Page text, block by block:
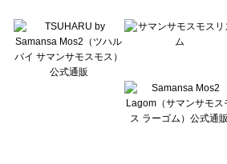
Lugnoncure（ルノンキュール）のヘアアクセ一覧
BETTY'S BLUE（べティーズブルー）のヘアアクセ一覧
Wpc.（ワールドパーティー）のヘアアクセ一覧